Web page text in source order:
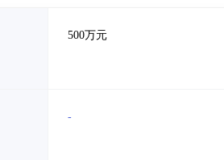
500万元
-